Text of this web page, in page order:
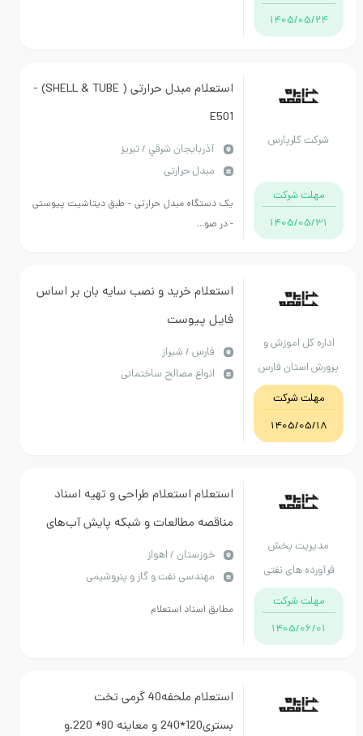
استعلام مبدل حرارتی ( SHELL & TUBE) -
آذربايجان شرقي / تبریز
مبدل حرارتی
یک دستگاه مبدل حرارتی - طبق دیتاشیت پیوستی
- در صو...
اموزش و
فارس
استعلام خرید و نصب سایه بان بر اساس
فایل پیوست
فارس / شیراز
انواع مصالح ساختمانی
پخش
های نفتی
اهواز
استعلام استعلام طراحی و تهیه اسناد
مناقصه مطالعات و شبکه پایش آب‌های
زیرزمینی انبارهای نفت نظامیه و
اندیمشک
خوزستان / اهواز
مهندسی نفت و گاز و پتروشیمی
مطابق اسناد استعلام
استعلام ملحفه40 گرمی تخت
بستری120*240 و معاینه 90* 220.و